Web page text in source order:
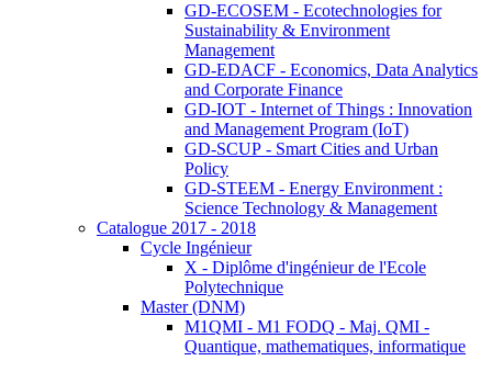
GD-ECOSEM - Ecotechnologies for
Sustainability & Environment
Management
GD-EDACF - Economics, Data Analytics
and Corporate Finance
GD-IOT - Internet of Things : Innovation
and Management Program (IoT)
GD-SCUP - Smart Cities and Urban
Policy
GD-STEEM - Energy Environment :
Science Technology & Management
Catalogue 2017 - 2018
Cycle Ingénieur
X - Diplôme d'ingénieur de l'Ecole
Polytechnique
Master (DNM)
M1QMI - M1 FODQ - Maj. QMI -
Quantique, mathematiques, informatique